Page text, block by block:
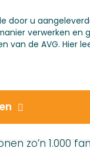
door u
verwerken en
van de AVG. Hier
in de Negev
zo’n 1.000